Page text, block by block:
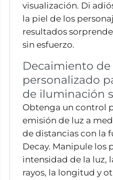
visualización. Di
la piel de los
resultados
sin esfuerzo.
Decaimiento de
personalizado
de iluminación
Obtenga un control
emisión de luz a
de distancias con la
Decay. Manipule los
intensidad de la luz,
rayos, la longitud y